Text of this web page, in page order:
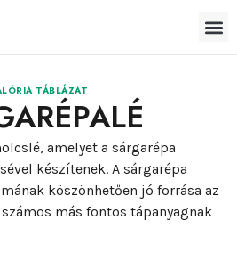
TÁBLÁZAT
amelyet a sárgarépa
készítenek. A sárgarépa
köszönhetően jó forrása az
más fontos tápanyagnak